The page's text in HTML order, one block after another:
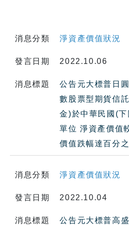
消息分類 淨資產價值狀況
發言日期 2022.10.06
消息標題
公告元大標普日
數股票型期貨信
金)於中華民國(
單位 淨資產價值
價值跌幅達百分
消息分類 淨資產價值狀況
發言日期 2022.10.04
消息標題
公告元大標普高